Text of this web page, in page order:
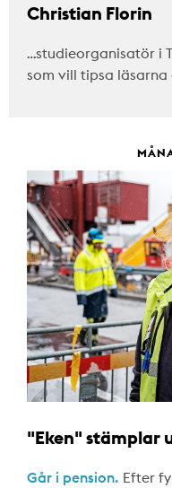
Christian Florin
…studieorganisatör i
som vill tipsa läsarna
"Eken" stämplar
Går i pension. Efter